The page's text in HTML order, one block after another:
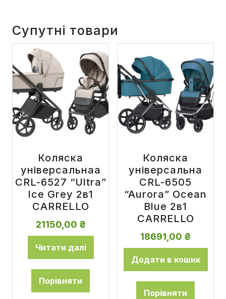
Супутні товари
Коляска
універсальнаа
CRL-6527 “Ultra”
Ice Grey 2в1
CARRELLO
21150,00 ₴
Читати далі
Порівняти
Коляска
універсальна
CRL-6505
“Aurora” Ocean
Blue 2в1
CARRELLO
18691,00 ₴
Додати в кошик
Порівняти